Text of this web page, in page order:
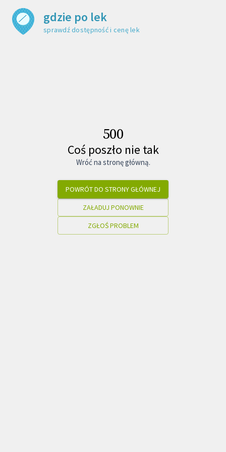
sprawdź dostępność i cenę leku
gdzie po lek
500
Coś poszło nie tak
Wróć na stronę główną.
POWRÓT DO STRONY GŁÓWNEJ
ZAŁADUJ PONOWNIE
ZGŁOŚ PROBLEM